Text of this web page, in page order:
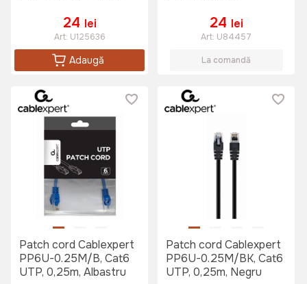
24 lei
Art: U125636
Adaugă
24 lei
Art: U84457
La comandă
Patch cord Cablexpert
PP6U-0.25M/B, Cat6
UTP, 0,25m, Albastru
Patch cord Cablexpert
PP6U-0.25M/BK, Cat6
UTP, 0,25m, Negru